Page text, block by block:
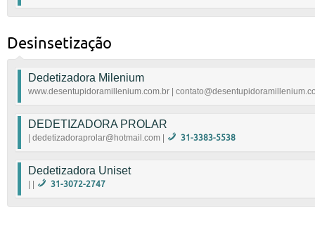
Desinsetização
Dedetizadora Milenium
www.desentupidoramillenium.com.br |
www.desentupidoramillenium.com.br
DEDETIZADORA PROLAR
| dedetizadoraprolar@hotmail.com | 31-3383-5538
|
Dedetizadora Uniset
31-3072-2747
R São Julião, 343-202 - Renascença, Belo